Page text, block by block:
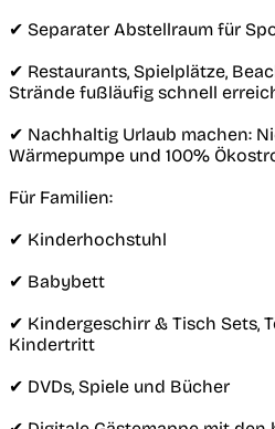
✔︎ Separater Abstellraum für
✔︎ Restaurants, Spielplätze,
Strände fußläufig schnell
✔︎ Nachhaltig Urlaub machen:
Wärmepumpe und 100%
Für Familien:
✔︎ Kinderhochstuhl
✔︎ Babybett
✔︎ Kindergeschirr & Tisch Sets,
Kindertritt
✔︎ DVDs, Spiele und Bücher